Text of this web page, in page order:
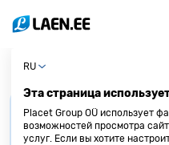
Ресторан
Для получения
просимпредоставить
RU
Эта страница
Placet Group OÜ использует
возможностей просмотра
услуг. Если вы хотите